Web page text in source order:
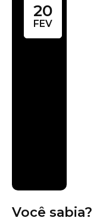
20
FEV
Você sabia?